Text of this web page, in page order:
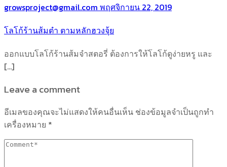
growsproject@gmail.com พฤศจิกายน 22, 2019
โลโก้ร้านส้มตำ ตามหลักฮวงจุ้ย
ออกแบบโลโก้ร้านส้มจำสตอรี่ ต้องการให้โลโก้ดูง่ายหรู และ
[…]
Leave a comment
อีเมลของคุณจะไม่แสดงให้คนอื่นเห็น ช่องข้อมูลจำเป็นถูกทำ
เครื่องหมาย *